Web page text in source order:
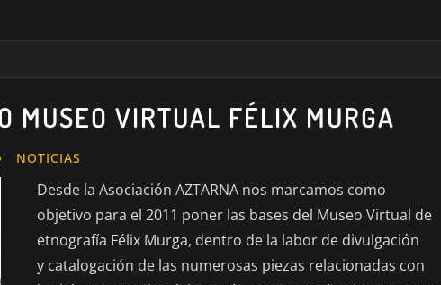
MUSEO VIRTUAL FÉLIX MURGA
NOTICIAS
Desde la Asociación AZTARNA nos marcamos como
objetivo para el 2011 poner las bases del Museo Virtual de
etnografía Félix Murga, dentro de la labor de divulgación
y catalogación de las numerosas piezas relacionadas con